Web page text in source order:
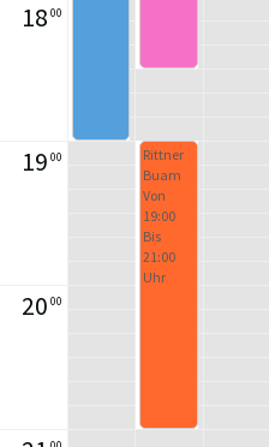
18 00
19 00
20 00
Rittner
Buam
Von
19:00
Bis
21:00
Uhr